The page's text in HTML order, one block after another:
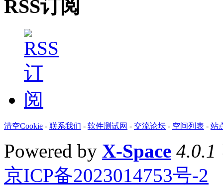
RSS订阅
清空Cookie - 联系我们 - 软件测试网 - 交流论坛 - 空间列表 - 站
Powered by X-Space 4.0.1
京ICP备2023014753号-2